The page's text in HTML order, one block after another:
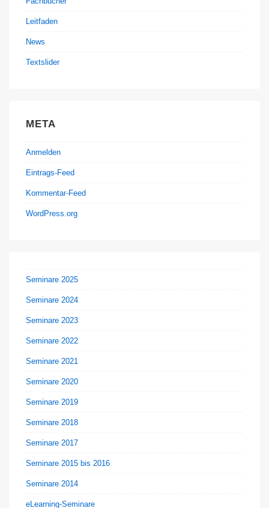
Leitfaden
News
Textslider
META
Anmelden
Eintrags-Feed
Kommentar-Feed
WordPress.org
Seminare 2025
Seminare 2024
Seminare 2023
Seminare 2022
Seminare 2021
Seminare 2020
Seminare 2019
Seminare 2018
Seminare 2017
Seminare 2015 bis 2016
Seminare 2014
eLearning-Seminare